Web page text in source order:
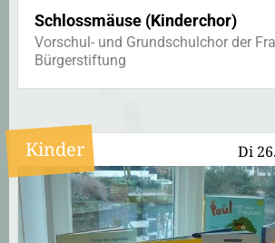
Schlossmäuse (Kinderchor)
Vorschul- und Grundschulchor der
Bürgerstiftung
Di
Kinder